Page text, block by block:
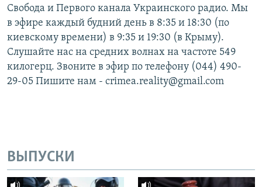
Свобода и Первого канала Украинского радио. Мы
в эфире каждый будний день в 8:35 и 18:30 (по
киевскому времени) в 9:35 и 19:30 (в Крыму).
Слушайте нас на средних волнах на частоте 549
килогерц. Звоните в эфир по телефону (044) 490-
29-05 Пишите нам - crimea.reality@gmail.com
ВЫПУСКИ